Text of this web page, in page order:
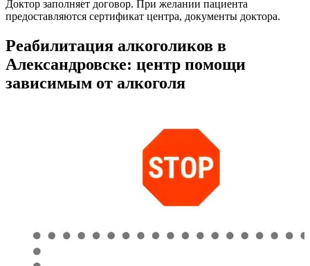
Доктор заполняет договор. При желании пациента
предоставляются сертификат центра, документы доктора.
Реабилитация алкоголиков в
Александровске: центр помощи
зависимым от алкоголя